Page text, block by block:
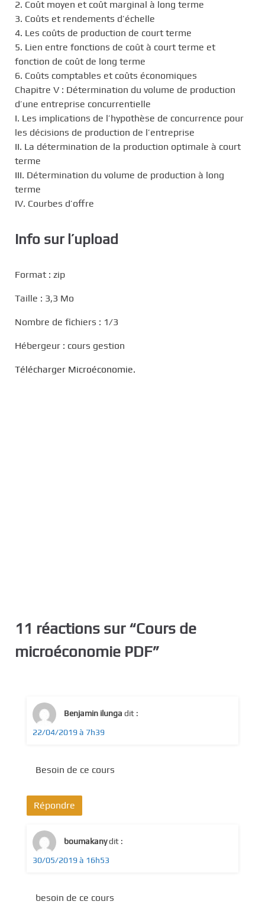
2. Coût moyen et coût marginal à long terme
3. Coûts et rendements d’échelle
4. Les coûts de production de court terme
5. Lien entre fonctions de coût à court terme et
fonction de coût de long terme
6. Coûts comptables et coûts économiques
Chapitre V : Détermination du volume de production
d’une entreprise concurrentielle
I. Les implications de l’hypothèse de concurrence pour
les décisions de production de l’entreprise
II. La détermination de la production optimale à court
terme
III. Détermination du volume de production à long
terme
IV. Courbes d’offre
Info sur l’upload
Format : zip
Taille : 3,3 Mo
Nombre de fichiers : 1/3
Hébergeur : cours gestion
Télécharger Microéconomie.
11 réactions sur “Cours de
microéconomie PDF”
Benjamin ilunga dit :
22/04/2019 à 7h39
Besoin de ce cours
Répondre
boumakanydit :
30/05/2019 à 16h53
besoin de ce cours